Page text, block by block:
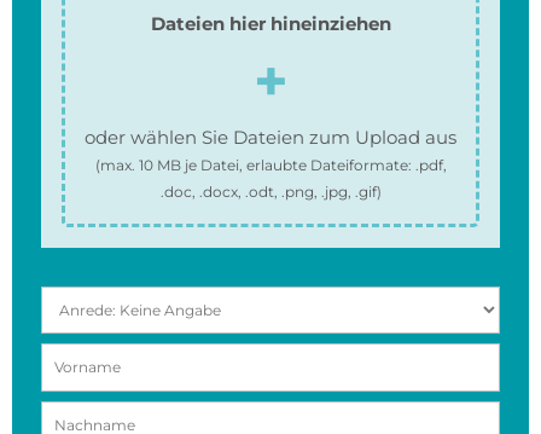
Dateien hier hineinziehen
oder wählen Sie Dateien zum Upload aus
(max. 10 MBje Datei, erlaubte Dateiformate: .pdf,
.doc, .docx, .odt, .png, .jpg, .gif)